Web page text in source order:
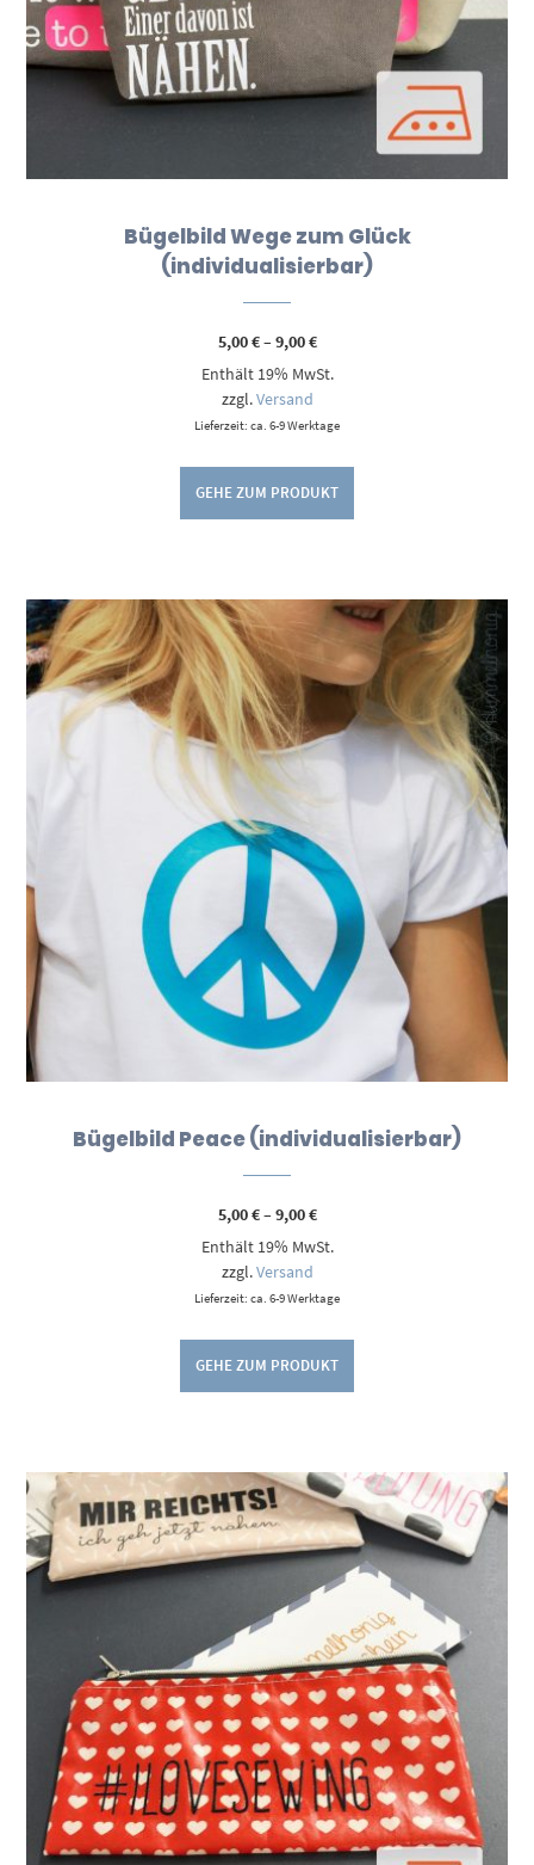
Bügelbild Wege zum Glück
(individualisierbar)
5,00€–9,00€Preisspanne:
bis
Enthält 19% MwSt.
zzgl.Versand
Lieferzeit: ca. 6-9 Werktage
GEHE ZUM PRODUKT
Bügelbild Peace (individualisierbar)
5,00€–9,00€Preisspanne:
bis
Enthält 19% MwSt.
zzgl.Versand
Lieferzeit: ca. 6-9 Werktage
GEHE ZUM PRODUKT